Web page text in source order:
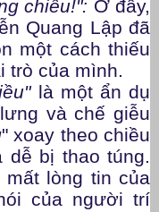
chiều!": Ở đây,
Quang Lập đã
một cách thiếu
trò của mình.
là một ẩn dụ
và chế giễu
" xoay theo chiều
bị thao túng.
lòng tin của
của người trí